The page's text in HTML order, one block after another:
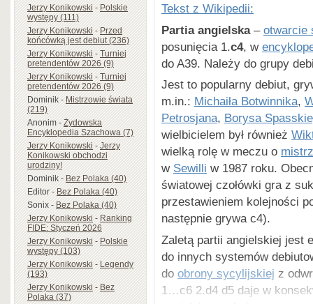
Jerzy Konikowski-Polskie
występy (111)
Jerzy Konikowski-Przed
końcówką jest debiut (236)
Jerzy Konikowski-Turniej
pretendentów 2026 (9)
Jerzy Konikowski-Turniej
pretendentów 2026 (9)
Dominik-Mistrzowie świata
(219)
Anonim-Żydowska
Encyklopedia Szachowa (7)
Jerzy Konikowski-Jerzy
Konikowski obchodzi
urodziny!
Dominik-Bez Polaka (40)
Editor-Bez Polaka (40)
Sonix-Bez Polaka (40)
Jerzy Konikowski-Ranking
FIDE: Styczeń 2026
Jerzy Konikowski-Polskie
występy (103)
Jerzy Konikowski-Legendy
(193)
Jerzy Konikowski-Bez
Polaka (37)
Tekst z Wikipedii:
Partia angielska– otwarcie
posunięcia 1.c4, w
do A39. Należy do grupy
Jest to popularny debiut,
m.in.: Michaiła Botwinnika,
Petrosjana, Borysa
wielbicielem był również
wielką rolę w meczu o
w Sewilli w 1987 roku.
światowej czołówki gra z
przestawieniem kolejności
następnie grywa c4).
Zaletą partii angielskiej jest
do innych systemów
do obrony sycylijskiej z
1…c6 2.d4 d5 daje w